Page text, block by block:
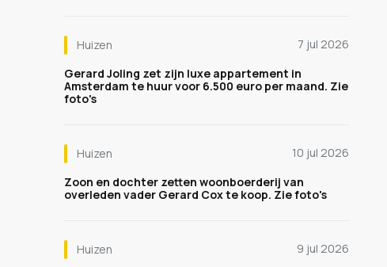
Huizen
7 jul 2026
Gerard Joling zet zijn luxe appartement in
Amsterdam te huur voor 6.500 euro per maand. Zie
foto's
Huizen
10 jul 2026
Zoon en dochter zetten woonboerderij van
overleden vader Gerard Cox te koop. Zie foto's
Huizen
9 jul 2026